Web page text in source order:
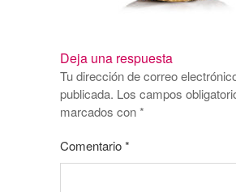
Deja una respuesta
Tu dirección de correo
publicada. Los campos
marcados con*
Comentario*